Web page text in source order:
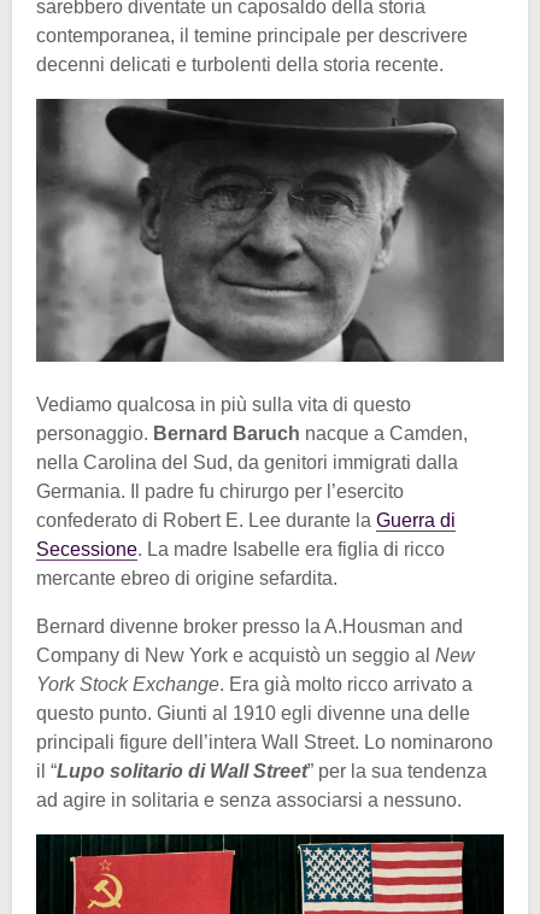
sarebbero diventate un caposaldo della storia
contemporanea, il temine principale per descrivere
decenni delicati e turbolenti della storia recente.
Vediamo qualcosa in più sulla vita di questo
personaggio. Bernard Baruch nacque a Camden,
nella Carolina del Sud, da genitori immigrati dalla
Germania. Il padre fu chirurgo per l’esercito
confederato di Robert E. Lee durante la Guerra di
Secessione. La madre Isabelle era figlia di ricco
mercante ebreo di origine sefardita.
Bernard divenne broker presso la A.Housman and
Company di New York e acquistò un seggio al New
York Stock Exchange. Era già molto ricco arrivato a
questo punto. Giunti al 1910 egli divenne una delle
principali figure dell’intera Wall Street. Lo nominarono
il “Lupo solitario di Wall Street” per la sua tendenza
ad agire in solitaria e senza associarsi a nessuno.